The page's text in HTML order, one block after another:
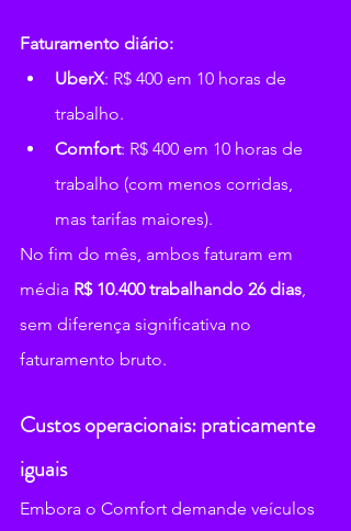
Faturamento diário:
UberX: R$ 400 em 10 horas de
trabalho.
Comfort: R$ 400 em 10 horas de
trabalho (com menos corridas,
mas tarifas maiores).
No fim do mês, ambos faturam em
média R$ 10.400 trabalhando 26 dias,
sem diferença significativa no
faturamento bruto.
Custos operacionais: praticamente
iguais
Embora o Comfort demande veículos